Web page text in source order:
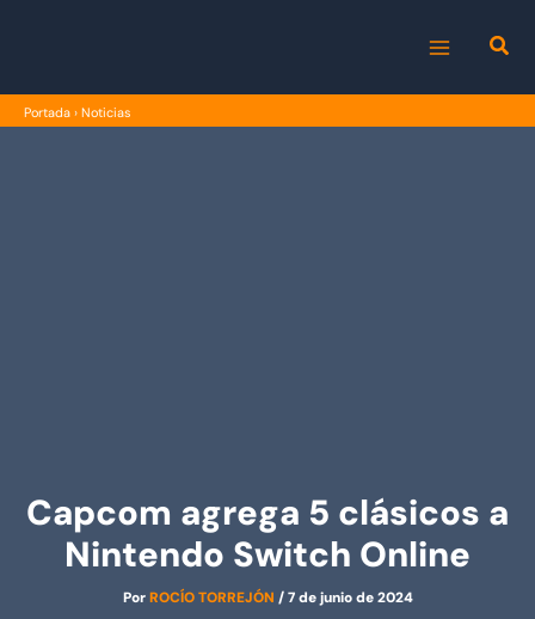
MENU
Portada › Noticias
Capcom agrega 5 clásicos a
Nintendo Switch Online
PorROCÍO TORREJÓN /7 de junio de 2024